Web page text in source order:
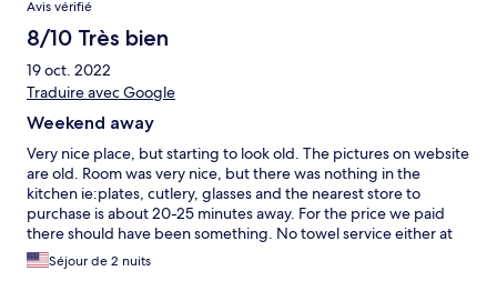
Avis vérifié
8/10 Très bien
19 oct. 2022
Traduire avec Google
Weekend away
Very nice place, but starting to look old. The pictures on website
are old. Room was very nice, but there was nothing in the
kitchen ie:plates, cutlery, glasses and the nearest store to
purchase is about 20-25 minutes away. For the price we paid
there should have been something. No towel service either at
pool.Séjour de 2 nuits